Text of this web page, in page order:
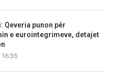
Qeveria punon për
e eurointegrimeve, detajet
16:35